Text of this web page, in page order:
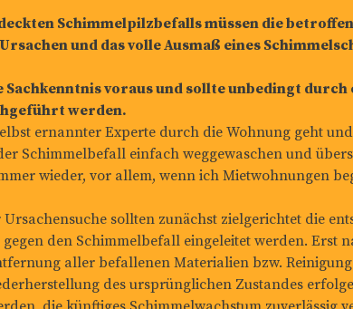
Schimmelpilzbefalls müssen die
und das volle Ausmaß eines
voraus und sollte unbedingt durch
werden.
ernannter Experte durch die Wohnung geht
Schimmelbefall einfach weggewaschen und
wieder, vor allem, wenn ich Mietwohnungen
sollten zunächst zielgerichtet die
den Schimmelbefall eingeleitet werden. Erst
aller befallenen Materialien bzw.
des ursprünglichen Zustandes